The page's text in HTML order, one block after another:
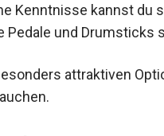
Kenntnisse kannst du
Pedale und Drumsticks
attraktiven
eintauchen.